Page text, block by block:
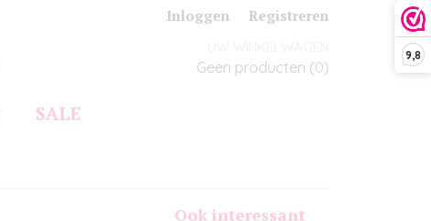
9,8
Inloggen Registreren
Geen producten (0)
SALE
Ook interessant